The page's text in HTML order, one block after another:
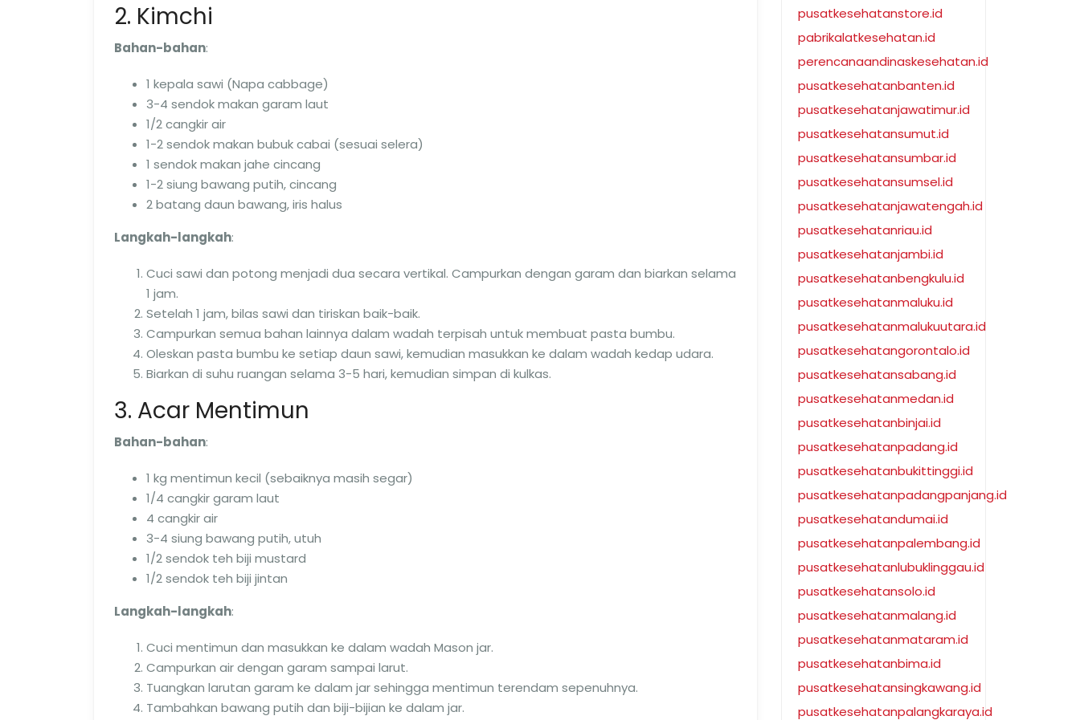
2. Kimchi
Bahan-bahan:
1 kepala sawi (Napa cabbage)
3-4 sendok makan garam laut
1/2 cangkir air
1-2 sendok makan bubuk cabai (sesuai selera)
1 sendok makan jahe cincang
1-2 siung bawang putih, cincang
2 batang daun bawang, iris halus
Langkah-langkah:
Cuci sawi dan potong menjadi dua secara vertikal. Campurkan dengan garam dan biarkan selama
1 jam.
Setelah 1 jam, bilas sawi dan tiriskan baik-baik.
Campurkan semua bahan lainnya dalam wadah terpisah untuk membuat pasta bumbu.
Oleskan pasta bumbu ke setiap daun sawi, kemudian masukkan ke dalam wadah kedap udara.
Biarkan di suhu ruangan selama 3-5 hari, kemudian simpan di kulkas.
3. Acar Mentimun
Bahan-bahan:
1 kg mentimun kecil (sebaiknya masih segar)
1/4 cangkir garam laut
4 cangkir air
3-4 siung bawang putih, utuh
1/2 sendok teh biji mustard
1/2 sendok teh biji jintan
Langkah-langkah:
Cuci mentimun dan masukkan ke dalam wadah Mason jar.
Campurkan air dengan garam sampai larut.
Tuangkan larutan garam ke dalam jar sehingga mentimun terendam sepenuhnya.
Tambahkan bawang putih dan biji-bijian ke dalam jar.
pusatkesehatanstore.id
pabrikalatkesehatan.id
perencanaandinaskesehatan.id
pusatkesehatanbanten.id
pusatkesehatanjawatimur.id
pusatkesehatansumut.id
pusatkesehatansumbar.id
pusatkesehatansumsel.id
pusatkesehatanjawatengah.id
pusatkesehatanriau.id
pusatkesehatanjambi.id
pusatkesehatanbengkulu.id
pusatkesehatanmaluku.id
pusatkesehatanmalukuutara.id
pusatkesehatangorontalo.id
pusatkesehatansabang.id
pusatkesehatanmedan.id
pusatkesehatanbinjai.id
pusatkesehatanpadang.id
pusatkesehatanbukittinggi.id
pusatkesehatanpadangpanjang.id
pusatkesehatandumai.id
pusatkesehatanpalembang.id
pusatkesehatanlubuklinggau.id
pusatkesehatansolo.id
pusatkesehatanmalang.id
pusatkesehatanmataram.id
pusatkesehatanbima.id
pusatkesehatansingkawang.id
pusatkesehatanpalangkaraya.id